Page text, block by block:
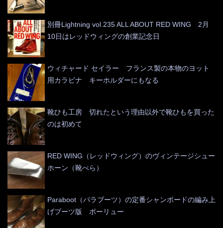
別冊Lightning vol.235 ALL ABOUT RED WING 2月
10日はレッドウィングの創業記念日
ウィチャード セイラー フランス製の本物のヨット
用カラビナ キーホルダーにもなる
靴ひも工房 切れたという理由以外で靴ひもを買った
のは初めて
RED WING（レッドウィング）のヴィンテージシュー
ホーン（靴べら）
Paraboot（パラブーツ）の定番シャンボードの編み上
げブーツ版 ボーリュー